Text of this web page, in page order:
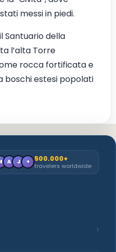
messi in piedi.
Santuario della
l’alta Torre
rocca fortificata e
boschi estesi popolati
A J + 500.000+
travelers worldwide
›